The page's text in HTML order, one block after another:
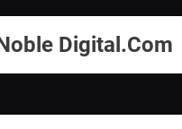
Digital.Com